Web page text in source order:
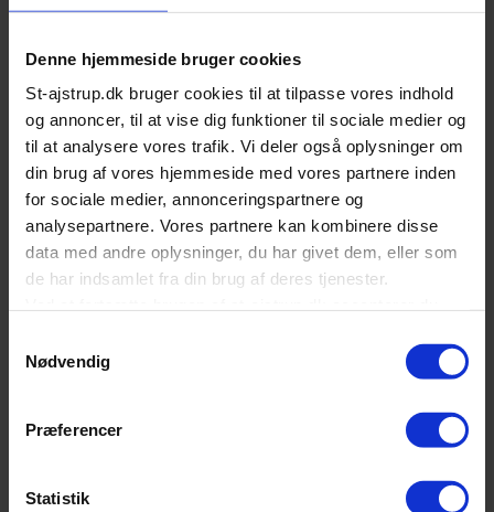
Denne hjemmeside bruger cookies
St-ajstrup.dk bruger cookies til at tilpasse vores indhold
og annoncer, til at vise dig funktioner til sociale medier og
til at analysere vores trafik. Vi deler også oplysninger om
din brug af vores hjemmeside med vores partnere inden
for sociale medier, annonceringspartnere og
analysepartnere. Vores partnere kan kombinere disse
data med andre oplysninger, du har givet dem, eller som
de har indsamlet fra din brug af deres tjenester.
Nødvendig
Præferencer
Statistik
Beskrivelse
Siemens Fuldt integrerbar opvaskemaskine, 60 cm, XXL |
iQ500
Fremragende opvaskemaskine med Zeolith®-tørring, og
med et specielt område til skånsom opvask af sarte glas.
hurtigere opvask, kan aktiveres når som helst, hvor som
helst med Home Connect-appen.
glasbeskyttelse og gør det let at fylde og tømme
køkkenredskaber og mindre køkkenting.